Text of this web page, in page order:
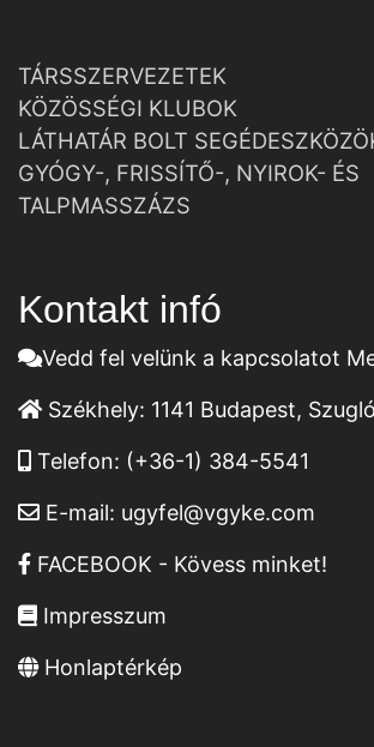
TÁRSSZERVEZETEK
KÖZÖSSÉGI KLUBOK
LÁTHATÁR BOLT
GYÓGY-, FRISSÍTŐ-, NYIROK- ÉS
TALPMASSZÁZS
Kontakt infó
Vedd fel velünk a kapcsolatot
Székhely: 1141 Budapest,
Telefon: (+36-1) 384-5541
E-mail: ugyfel@vgyke.com
FACEBOOK - Kövess minket!
Impresszum
Honlaptérkép